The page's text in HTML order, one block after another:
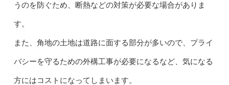
うのを防ぐため、断熱などの対策が必要な場合がありま
す。
また、角地の土地は道路に面する部分が多いので、プライ
バシーを守るための外構工事が必要になるなど、気になる
方にはコストになってしまいます。